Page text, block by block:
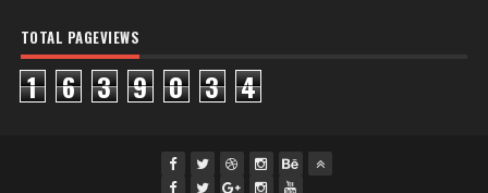
TOTAL PAGEVIEWS
1 6 3 9 0 3 4